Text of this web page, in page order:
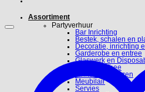
Assortiment
Partyverhuur
Bar Inrichting
Bestek, schalen en
Decoratie, inrichting
Garderobe en entree
Glaswerk en
Koffie en Thee
Linnen en hoezen
Meubilair
Servies